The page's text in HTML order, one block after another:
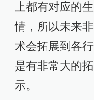
上都有对应的
情，所以未来
术会拓展到各
是有非常大的
示。